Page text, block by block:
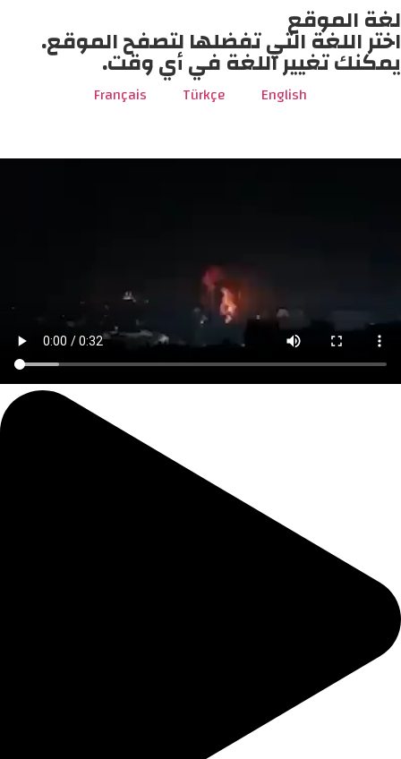
لغة الموقع
اختر اللغة التي تفضلها لتصفح الموقع.
يمكنك تغيير اللغة في أي وقت.
English
Türkçe
Français